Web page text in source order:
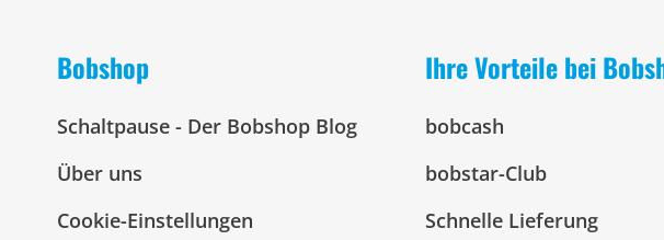
Bobshop
Schaltpause - Der Bobshop Blog
Über uns
Cookie-Einstellungen
Ihre Vorteile bei
bobcash
bobstar-Club
Schnelle Lieferung